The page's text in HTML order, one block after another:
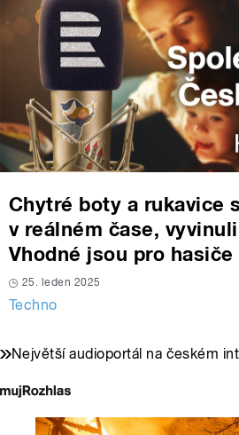
Chytré boty a rukavice
v reálném čase,
Vhodné jsou pro hasiče
25. leden 2025
Techno
Největší audioportál na českém